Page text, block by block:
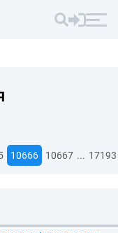
10666 10667 ... 17193